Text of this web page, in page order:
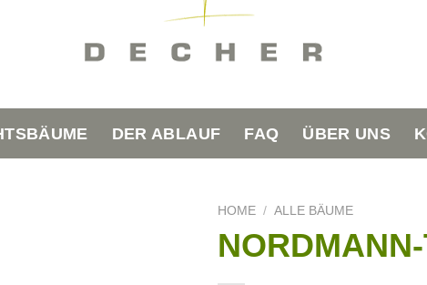
DER ABLAUF FAQ ÜBER UNS
HOME / ALLE BÄUME